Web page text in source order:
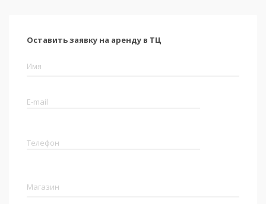
Оставить заявку на аренду в ТЦ